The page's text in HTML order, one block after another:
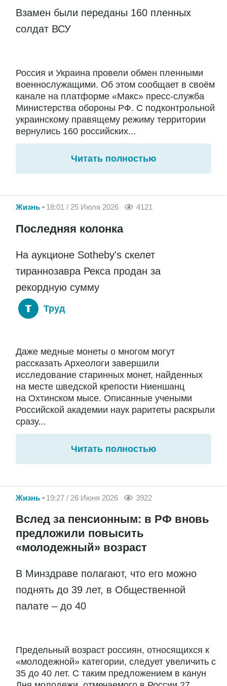
Взамен были переданы 160 пленных
солдат ВСУ
Россия и Украина провели обмен пленными
военнослужащими. Об этом сообщает в своём
канале на платформе «Макс» пресс-служба
Министерства обороны РФ. С подконтрольной
украинскому правящему режиму территории
вернулись 160 российских...
Читать полностью
Жизнь 18:01 / 25 Июля 2026 4121
Последняя колонка
На аукционе Sotheby's скелет
тираннозавра Рекса продан за
рекордную сумму
Труд
Даже медные монеты о многом могут
рассказать Археологи завершили
исследование старинных монет, найденных
на месте шведской крепости Ниеншанц
на Охтинском мысе. Описанные учеными
Российской академии наук раритеты раскрыли
сразу...
Читать полностью
Жизнь 19:27 / 26 Июня 2026 3922
Вслед за пенсионным: в РФ вновь
предложили повысить
«молодежный» возраст
В Минздраве полагают, что его можно
поднять до 39 лет, в Общественной
палате – до 40
Предельный возраст россиян, относящихся к
«молодежной» категории, следует увеличить с
35 до 40 лет. С таким предложением в канун